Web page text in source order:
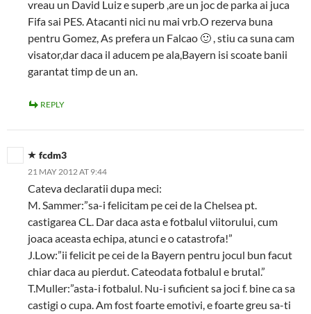
vreau un David Luiz e superb ,are un joc de parka ai juca
Fifa sai PES. Atacanti nici nu mai vrb.O rezerva buna
pentru Gomez, As prefera un Falcao 🙂 , stiu ca suna cam
visator,dar daca il aducem pe ala,Bayern isi scoate banii
garantat timp de un an.
REPLY
fcdm3
21 MAY 2012 AT 9:44
Cateva declaratii dupa meci:
M. Sammer:”sa-i felicitam pe cei de la Chelsea pt.
castigarea CL. Dar daca asta e fotbalul viitorului, cum
joaca aceasta echipa, atunci e o catastrofa!”
J.Low:”ii felicit pe cei de la Bayern pentru jocul bun facut
chiar daca au pierdut. Cateodata fotbalul e brutal.”
T.Muller:”asta-i fotbalul. Nu-i suficient sa joci f. bine ca sa
castigi o cupa. Am fost foarte emotivi, e foarte greu sa-ti